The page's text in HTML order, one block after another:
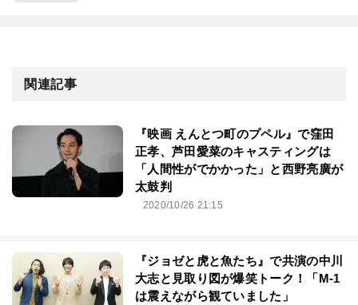
関連記事
『映画 えんとつ町のプペル』で窪田
正孝、芦田愛菜のキャスティングは
「人間性がでかかった」と西野亮廣が
太鼓判
2020/10/26 21:15
『ジョゼと虎と魚たち』で共演の中川
大志と見取り図が爆笑トーク！「M-1
は震えながら観ていました」